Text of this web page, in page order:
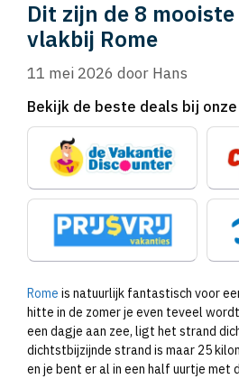
Dit zijn de 8
vlakbij Rome
11 mei 2026 door Hans
Bekijk de beste deals bij
Rome is natuurlijk fantastisch voor
hitte in de zomer je even teveel
een dagje aan zee, ligt het strand
dichtstbijzijnde strand is maar 25
en je bent er al in een half uurtje met